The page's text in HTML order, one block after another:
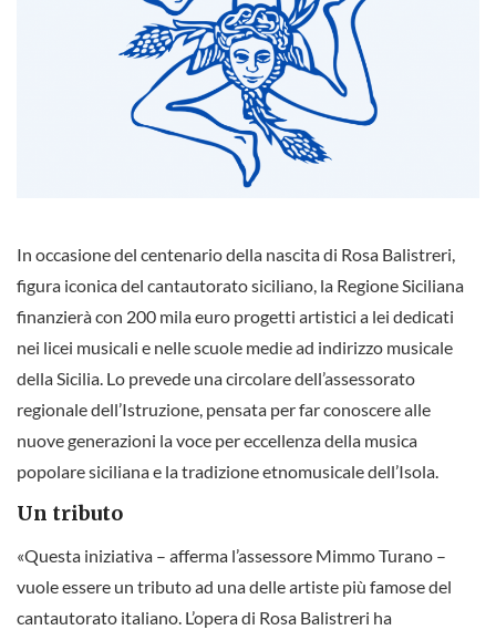
In occasione del centenario della nascita di Rosa Balistreri,
figura iconica del cantautorato siciliano, la Regione Siciliana
finanzierà con 200 mila euro progetti artistici a lei dedicati
nei licei musicali e nelle scuole medie ad indirizzo musicale
della Sicilia. Lo prevede una circolare dell’assessorato
regionale dell’Istruzione, pensata per far conoscere alle
nuove generazioni la voce per eccellenza della musica
popolare siciliana e la tradizione etnomusicale dell’Isola.
Un tributo
«Questa iniziativa – afferma l’assessore Mimmo Turano –
vuole essere un tributo ad una delle artiste più famose del
cantautorato italiano. L’opera di Rosa Balistreri ha